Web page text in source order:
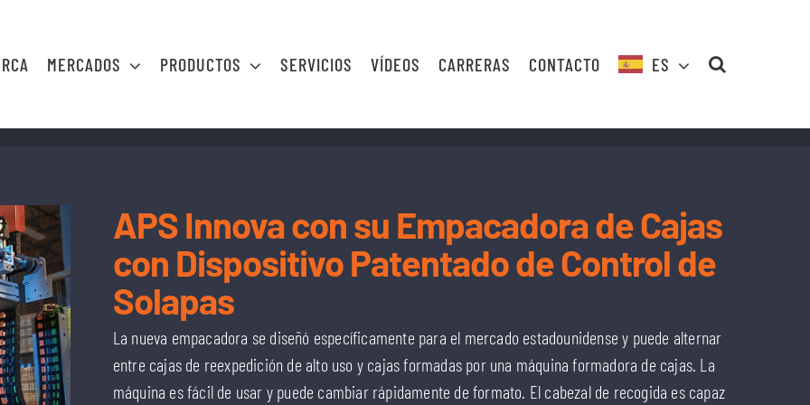
MERCADOS PRODUCTOS SERVICIOS VÍDEOS CARRERAS CONTACTO ES
APS Innova con su Empacadora de Cajas
con Dispositivo Patentado de Control de
Solapas
La nueva empacadora se diseñó específicamente para el mercado estadounidense y puede alternar
entre cajas de reexpedición de alto uso y cajas formadas por una máquina formadora de cajas. La
máquina es fácil de usar y puede cambiar rápidamente de formato. El cabezal de recogida es capaz